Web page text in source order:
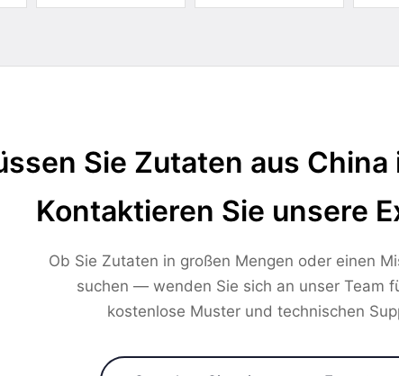
Sie Zutaten aus
Kontaktieren Sie unsere
Ob Sie Zutaten in großen Mengen oder einen
suchen — wenden Sie sich an unser Team
kostenlose Muster und technischen